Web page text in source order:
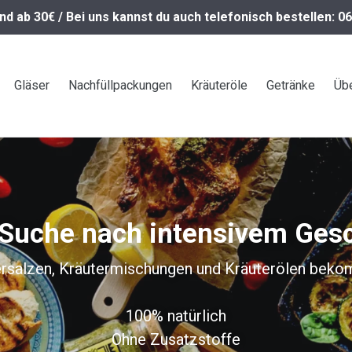
ab 30€ / Bei uns kannst du auch telefonisch bestellen:
Gläser Nachfüllpackungen Kräuteröle Getränke
nach intensivem
Kräutermischungen und Kräuterölen
100% natürlich
Ohne Zusatzstoffe